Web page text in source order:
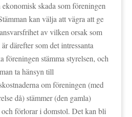
skada som föreningen
kan välja att vägra att ge
av vilken orsak som
därefter som det intressanta
föreningen stämma styrelsen, och
ta hänsyn till
om föreningen (med
då) stämmer (den gamla)
och förlorar i domstol. Det kan bli